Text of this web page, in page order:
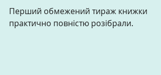
Перший обмежений тираж книжки
практично повністю розібрали.